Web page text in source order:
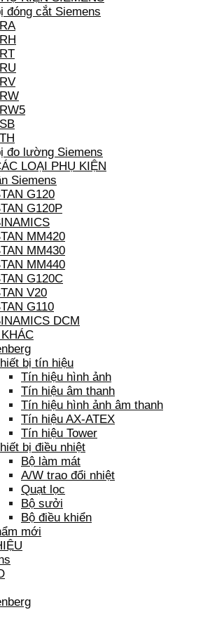
đóng cắt Siemens
đo lường Siemens
LOẠI PHỤ KIỆN
Siemens
G120
G120P
MM420
MM430
MM440
G120C
V20
G110
DCM
bị tín hiệu
Tín hiệu hình ảnh
Tín hiệu âm thanh
Tín hiệu hình ảnh âm thanh
Tín hiệu AX-ATEX
Tín hiệu Tower
bị điều nhiệt
Bộ làm mát
A/W trao đổi nhiệt
Quạt lọc
Bộ sưởi
Bộ điều khiển
mới